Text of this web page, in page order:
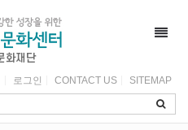
로그인 CONTACT US SITEMAP